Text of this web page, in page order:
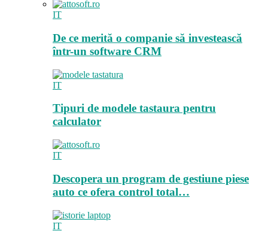
IT
De ce merită o companie să investească
într-un software CRM
IT
Tipuri de modele tastaura pentru
calculator
IT
Descopera un program de gestiune piese
auto ce ofera control total…
IT